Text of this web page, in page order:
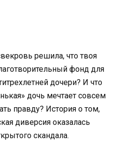
решила, что твоя
фонд для
дочери? И что
дочь мечтает совсем
правду? История о том,
диверсия оказалась
скандала.